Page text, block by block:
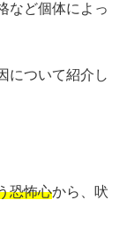
など個体によっ
について紹介し
恐怖心から、吠